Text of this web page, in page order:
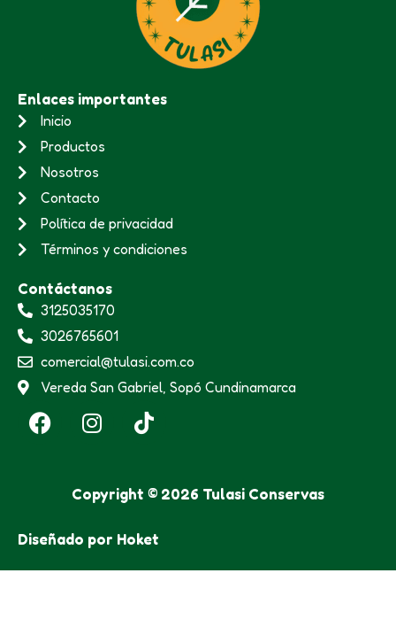
Enlaces importantes
Inicio
Productos
Nosotros
Contacto
Política de privacidad
Términos y condiciones
Contáctanos
3125035170
3026765601
comercial@tulasi.com.co
Vereda San Gabriel, Sopó Cundinamarca
F
a
o
k
I
n
a
r
a
T
i
o
Copyright © 2026 Tulasi Conservas
Diseñado por Hoket